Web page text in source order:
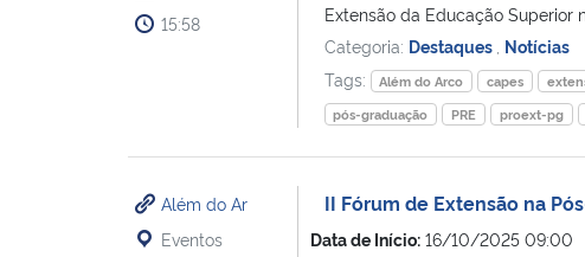
15:58
Extensão da Educação Superior
Categoria: Destaques Notícias
Tags:
Além do Arco capes
pós-graduação
PRE proext-pg
Além do Ar
Eventos
II Fórum de Extensão na
Data de Início:16/10/2025 09:00